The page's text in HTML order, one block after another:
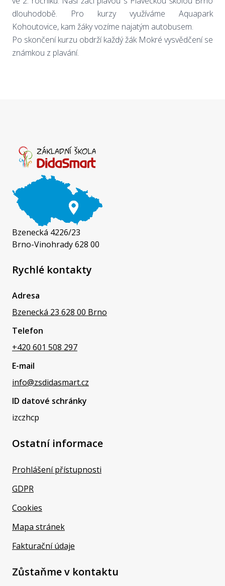
dlouhodobě. Pro kurzy využíváme Aquapark
Kohoutovice, kam žáky vozíme najatým autobusem.
Po skončení kurzu obdrží každý žák Mokré vysvědčení se
známkou z plavání.
Bzenecká 4226/23
Brno-Vinohrady 628 00
Rychlé kontakty
Adresa
Bzenecká 23 628 00 Brno
Telefon
+420 601 508 297
E-mail
info@zsdidasmart.cz
ID datové schránky
izczhcp
Ostatní informace
Prohlášení přístupnosti
GDPR
Cookies
Mapa stránek
Fakturační údaje
Zůstaňme v kontaktu